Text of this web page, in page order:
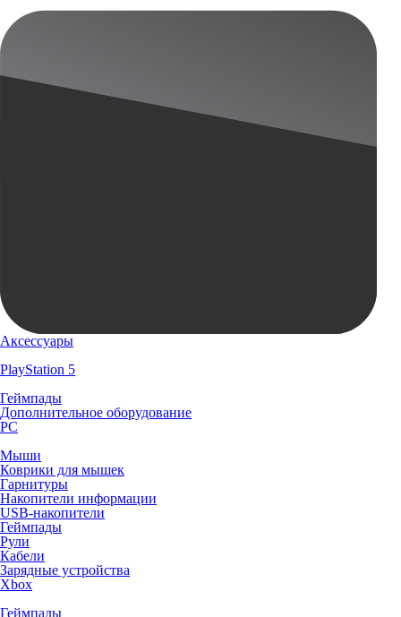
Аксессуары
PlayStation 5
Геймпады
Дополнительное оборудование
PC
Мыши
Коврики для мышек
Гарнитуры
Накопители информации
USB-накопители
Геймпады
Рули
Кабели
Зарядные устройства
Xbox
Геймпады